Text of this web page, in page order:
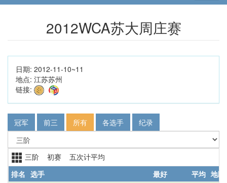
2012WCA苏大周庄赛
日期: 2012-11-10~11
地点: 江苏苏州
链接:
冠军 前三 所有 各选手 纪录
三阶 初赛 五次计平均
排名 选手 最好 平均 地区